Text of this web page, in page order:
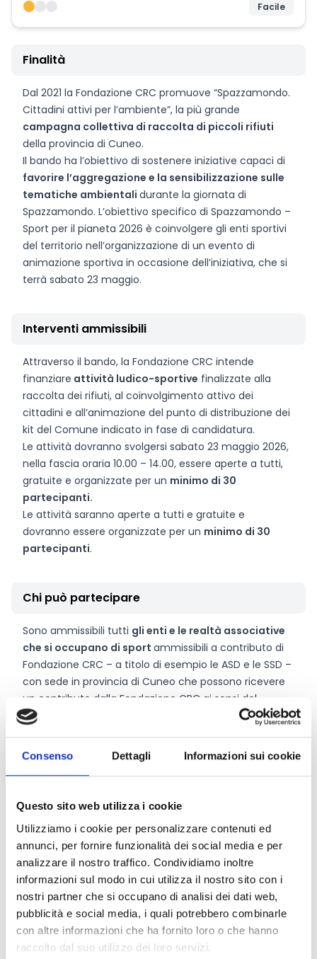
Consenso Dettagli Informazioni sui cookie
Questo sito web utilizza i cookie
Utilizziamo i cookie per personalizzare contenuti ed
annunci, per fornire funzionalità dei social media e per
analizzare il nostro traffico. Condividiamo inoltre
informazioni sul modo in cui utilizza il nostro sito con i
nostri partner che si occupano di analisi dei dati web,
pubblicità e social media, i quali potrebbero combinarle
con altre informazioni che ha fornito loro o che hanno
raccolto dal suo utilizzo dei loro servizi.
Facile
Finalità
Dal 2021 la Fondazione CRC promuove “Spazzamondo.
Cittadini attivi per l’ambiente”, la più grande
campagna collettiva di raccolta di piccoli rifiuti
della provincia di Cuneo.
Il bando ha l’obiettivo di sostenere iniziative capaci di
favorire l’aggregazione e la sensibilizzazione sulle
tematiche ambientali durante la giornata di
Spazzamondo. L’obiettivo specifico di Spazzamondo –
Sport per il pianeta 2026 è coinvolgere gli enti sportivi
del territorio nell’organizzazione di un evento di
animazione sportiva in occasione dell’iniziativa, che si
terrà sabato 23 maggio.
Interventi ammissibili
Attraverso il bando, la Fondazione CRC intende
finanziare attività ludico-sportive finalizzate alla
raccolta dei rifiuti, al coinvolgimento attivo dei
cittadini e all’animazione del punto di distribuzione dei
kit del Comune indicato in fase di candidatura.
Le attività dovranno svolgersi sabato 23 maggio 2026,
nella fascia oraria 10.00 – 14.00, essere aperte a tutti,
gratuite e organizzate per un minimo di 30
partecipanti.
Le attività saranno aperte a tutti e gratuite e
dovranno essere organizzate per un minimo di 30
partecipanti.
Chi può partecipare
Sono ammissibili tutti gli enti e le realtà associative
che si occupano di sport ammissibili a contributo di
Fondazione CRC – a titolo di esempio le ASD e le SSD –
con sede in provincia di Cuneo che possono ricevere
un contributo dalla Fondazione CRC ai sensi del
Regolamento Attività Istituzionali.
Entità del contributo
Contributo massimo:
Link e Documenti
Pagina web per formulari e documenti
Bando
Si consiglia di consultare regolarmente il sito web
ufficiale del bando per gli aggiornamenti e le